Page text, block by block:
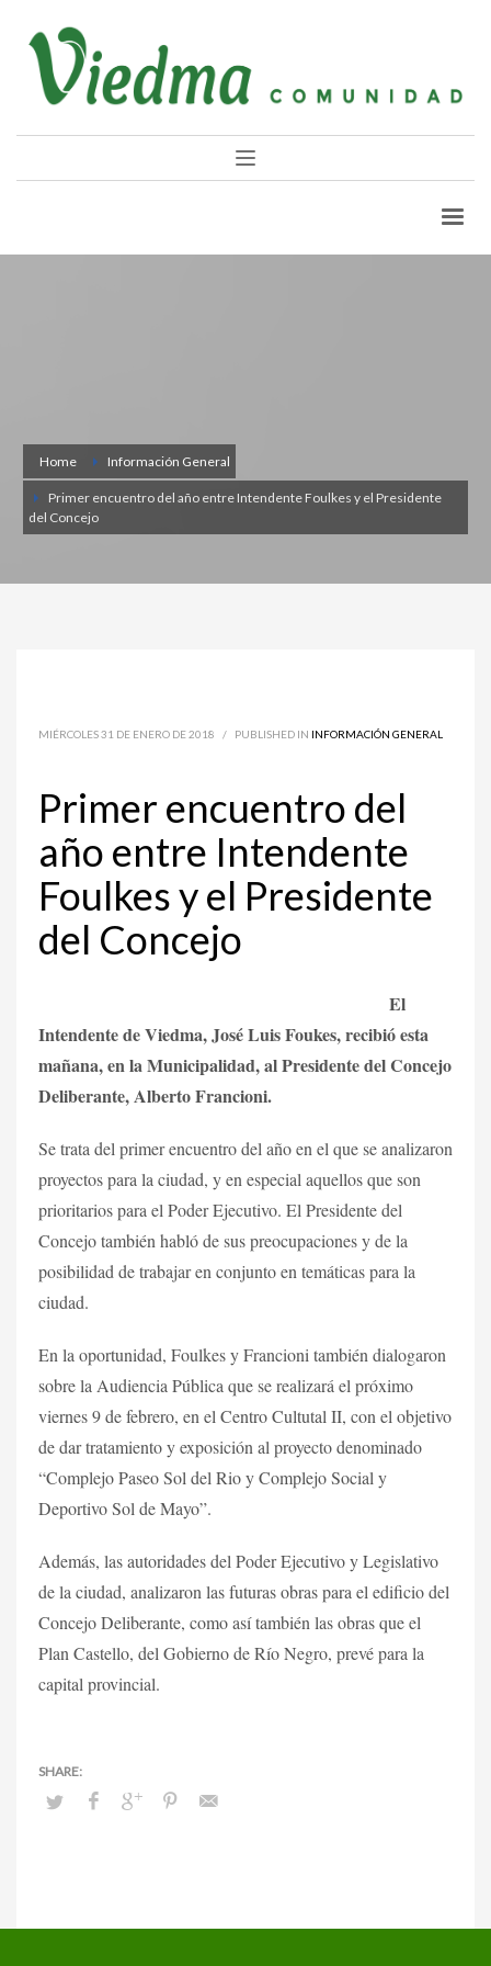
Home Información General
Primer encuentro del año entre Intendente Foulkes y el Presidente
del Concejo
MIÉRCOLES 31 DE ENERO DE 2018 / PUBLISHED IN INFORMACIÓN GENERAL
Primer encuentro del
año entre Intendente
Foulkes y el Presidente
del Concejo
El
Intendente de Viedma, José Luis Foukes, recibió esta
mañana, en la Municipalidad, al Presidente del Concejo
Deliberante, Alberto Francioni.
Se trata del primer encuentro del año en el que se analizaron
proyectos para la ciudad, y en especial aquellos que son
prioritarios para el Poder Ejecutivo. El Presidente del
Concejo también habló de sus preocupaciones y de la
posibilidad de trabajar en conjunto en temáticas para la
ciudad.
En la oportunidad, Foulkes y Francioni también dialogaron
sobre la Audiencia Pública que se realizará el próximo
viernes 9 de febrero, en el Centro Cultutal II, con el objetivo
de dar tratamiento y exposición al proyecto denominado
“Complejo Paseo Sol del Rio y Complejo Social y
Deportivo Sol de Mayo”.
Además, las autoridades del Poder Ejecutivo y Legislativo
de la ciudad, analizaron las futuras obras para el edificio del
Concejo Deliberante, como así también las obras que el
Plan Castello, del Gobierno de Río Negro, prevé para la
capital provincial.